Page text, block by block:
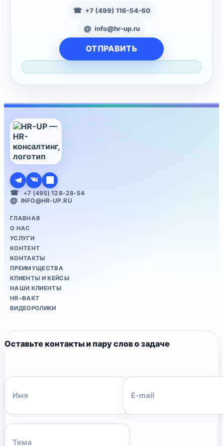
+7 (499) 116-54-60
info@hr-up.ru
+7 (495) 128-28-54
INFO@HR-UP.RU
ГЛАВНАЯ
О НАС
УСЛУГИ
КОНТЕНТ
КОНТАКТЫ
ПРЕИМУЩЕСТВА
КЛИЕНТЫ И КЕЙСЫ
НАШИ КЛИЕНТЫ
HR-ФАКТ
ВИДЕОРОЛИКИ